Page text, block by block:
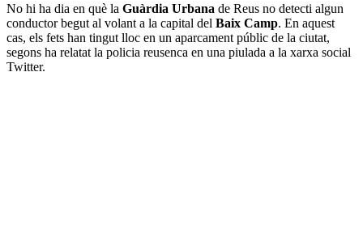
No hi ha dia en què la Guàrdia Urbana de Reus no detecti algun
conductor begut al volant a la capital del Baix Camp. En aquest
cas, els fets han tingut lloc en un aparcament públic de la ciutat,
segons ha relatat la policia reusenca en una piulada a la xarxa social
Twitter.